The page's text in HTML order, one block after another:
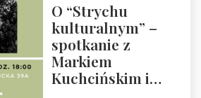
O “Strychu
kulturalnym” –
spotkanie z
Markiem
Kuchcińskim i